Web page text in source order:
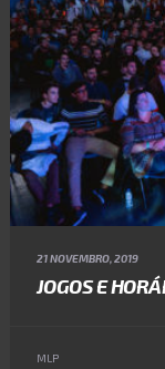
21 NOVEMBRO, 2019
JOGOS E
MLP